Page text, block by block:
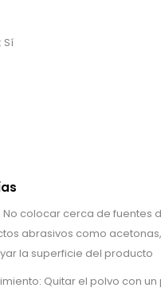
Sí
colocar cerca de fuentes
abrasivos como
la superficie del producto
Quitar el polvo con